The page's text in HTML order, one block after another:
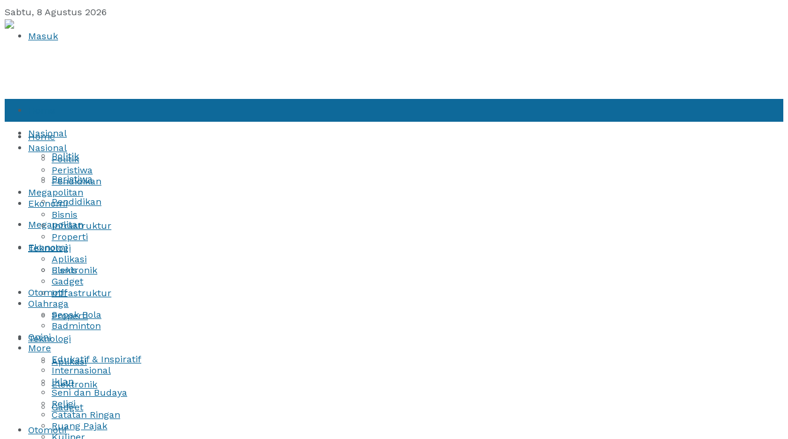
Sabtu, 8 Agustus 2026
Masuk
Nasional
Politik
Peristiwa
Pendidikan
Megapolitan
Ekonomi
Bisnis
Infrastruktur
Properti
Teknologi
Aplikasi
Elektronik
Gadget
Otomotif
Home
Nasional
Politik
Peristiwa
Pendidikan
Megapolitan
Ekonomi
Bisnis
Infrastruktur
Properti
Teknologi
Aplikasi
Elektronik
Gadget
Otomotif
Olahraga
Sepak Bola
Badminton
Opini
More
Edukatif & Inspiratif
Internasional
Iklan
Seni dan Budaya
Religi
Catatan Ringan
Ruang Pajak